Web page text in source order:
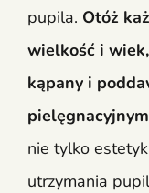
pupila. Otóż
wielkość i
kąpany i
nie tylko
utrzymania